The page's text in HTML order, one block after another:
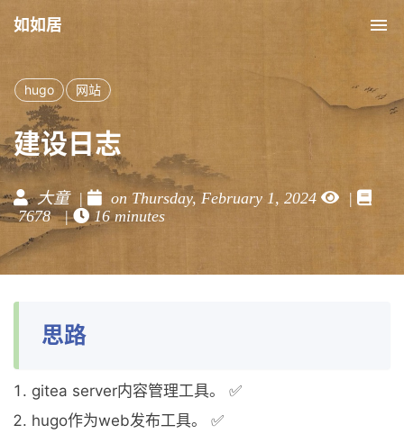
如如居
hugo 网站
建设日志
大童 | on Thursday, February 1, 2024
|
7678 |
16 minutes
思路
gitea server内容管理工具。 ✅
hugo作为web发布工具。 ✅